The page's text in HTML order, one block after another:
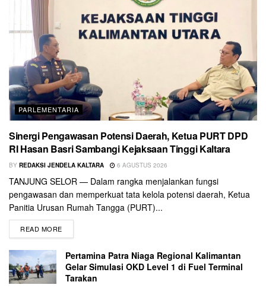
PARLEMENTARIA
Sinergi Pengawasan Potensi Daerah, Ketua PURT DPD
RI Hasan Basri Sambangi Kejaksaan Tinggi Kaltara
BY REDAKSI JENDELA KALTARA 6 AGUSTUS 2026
TANJUNG SELOR — Dalam rangka menjalankan fungsi
pengawasan dan memperkuat tata kelola potensi daerah, Ketua
Panitia Urusan Rumah Tangga (PURT)...
READ MORE
Pertamina Patra Niaga Regional Kalimantan
Gelar Simulasi OKD Level 1 di Fuel Terminal
Tarakan